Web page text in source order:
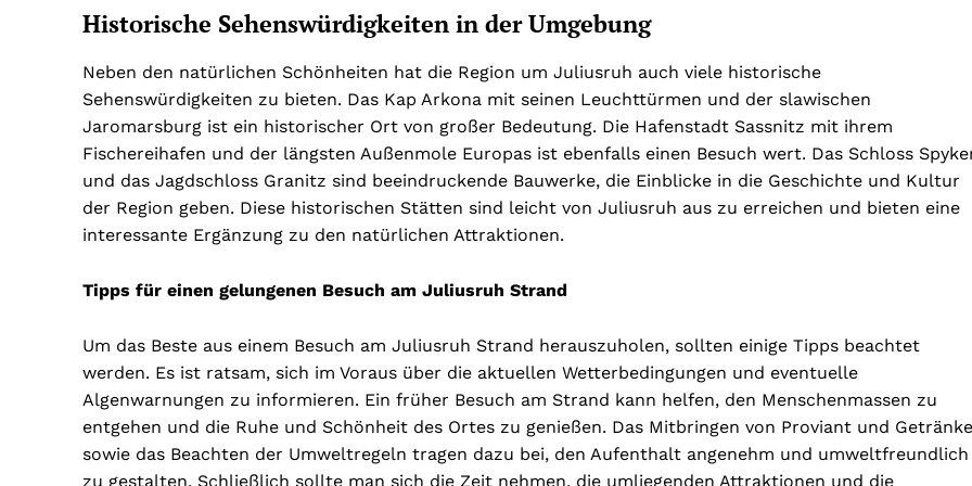
Historische Sehenswürdigkeiten in der Umgebung
Neben den natürlichen Schönheiten hat die Region um Juliusruh auch viele historische
Sehenswürdigkeiten zu bieten. Das Kap Arkona mit seinen Leuchttürmen und der slawischen
Jaromarsburg ist ein historischer Ort von großer Bedeutung. Die Hafenstadt Sassnitz mit ihrem
Fischereihafen und der längsten Außenmole Europas ist ebenfalls einen Besuch wert. Das Schloss
und das Jagdschloss Granitz sind beeindruckende Bauwerke, die Einblicke in die Geschichte und Kultur
der Region geben. Diese historischen Stätten sind leicht von Juliusruh aus zu erreichen und bieten eine
interessante Ergänzung zu den natürlichen Attraktionen.
Tipps für einen gelungenen Besuch am Juliusruh Strand
Um das Beste aus einem Besuch am Juliusruh Strand herauszuholen, sollten einige Tipps beachtet
werden. Es ist ratsam, sich im Voraus über die aktuellen Wetterbedingungen und eventuelle
Algenwarnungen zu informieren. Ein früher Besuch am Strand kann helfen, den Menschenmassen zu
entgehen und die Ruhe und Schönheit des Ortes zu genießen. Das Mitbringen von Proviant und
sowie das Beachten der Umweltregeln tragen dazu bei, den Aufenthalt angenehm und umweltfreundlich
zu gestalten. Schließlich sollte man sich die Zeit nehmen, die umliegenden Attraktionen und die